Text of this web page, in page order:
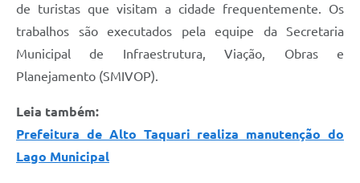
de turistas que visitam a cidade frequentemente. Os
trabalhos são executados pela equipe da Secretaria
Municipal de Infraestrutura, Viação, Obras e
Planejamento (SMIVOP).
Leia também:
Prefeitura de Alto Taquari realiza manutenção do
Lago Municipal